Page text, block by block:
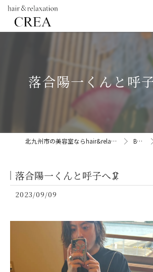
落合陽一くんと
北九州市の美容室ならhair&relaxation CREA BLOG
落合陽一くんと呼子へ🦑
2023/09/09